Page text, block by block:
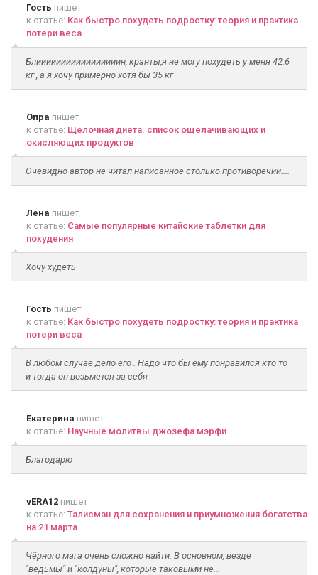
Гость пишет
к статье: Как быстро похудеть подростку: теория и практика
потери веса
Блииииииииииииииииин, кранты,я не могу похудеть у меня 42.6
кг , а я хочу примерно хотя бы 35 кг
Опра пишет
к статье: Щелочная диета. список ощелачивающих и
окисляющих продуктов
Очевидно автор не читал написанное столько противоречий....
Лена пишет
к статье: Самые популярные китайские таблетки для
похудения
Хочу худеть
Гость пишет
к статье: Как быстро похудеть подростку: теория и практика
потери веса
В любом случае дело его . Надо что бы ему понравился кто то
и тогда он возьмется за себя
Екатерина пишет
к статье: Научные молитвы джозефа мэрфи
Благодарю
vERA12 пишет
к статье: Талисман для сохранения и приумножения богатства
на 21 марта
Чёрного мага очень сложно найти. В основном, везде
"ведьмы" и "колдуны", которые таковыми не...